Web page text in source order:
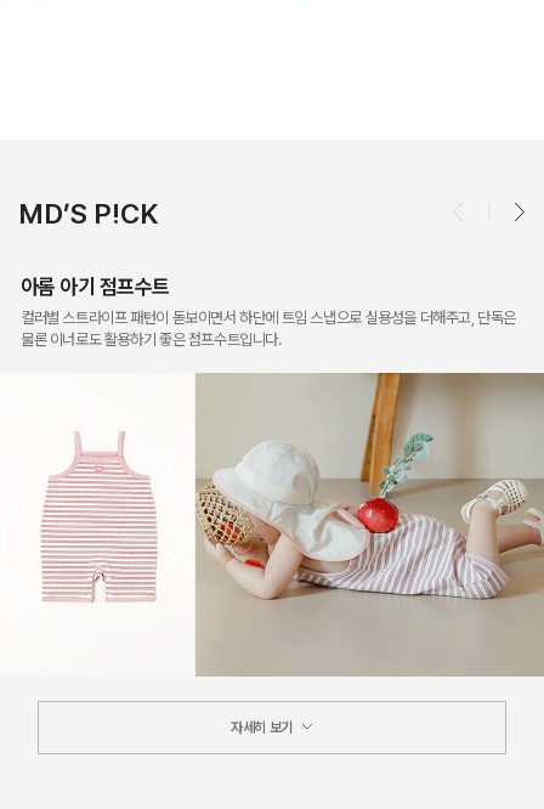
MD’S P!CK
아롬 아기 점프수트
컬러별 스트라이프 패턴이 돋보이면서 하단에 트임 스냅으로 실용성을 더해주고, 단독은
물론 이너로도 활용하기 좋은 점프수트입니다.
자세히 보기